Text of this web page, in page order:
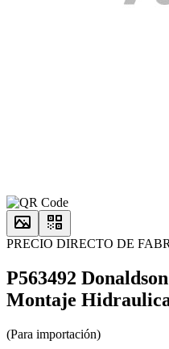
PRECIO DIRECTO DE
P563492
Montaje
(Para importación)